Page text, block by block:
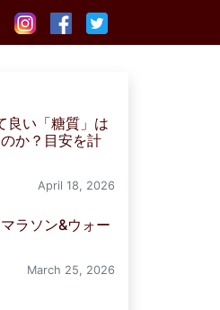
良い「糖質」は
か？目安を計
April 18, 2026
マラソン&ウォー
March 25, 2026